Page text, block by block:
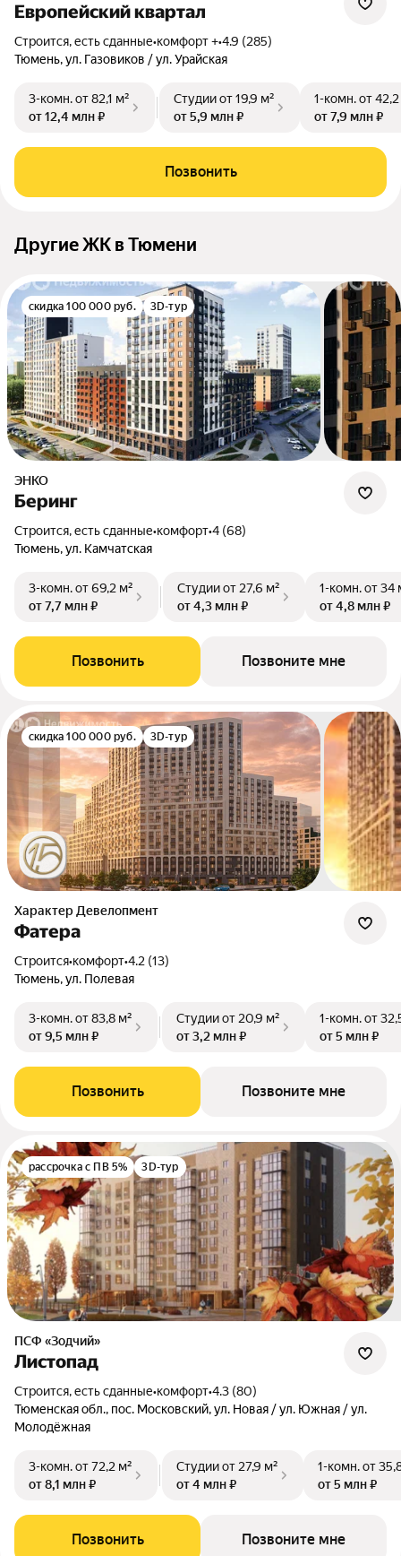
Европейский квартал
Строится, есть сданные•комфорт +•4.9 (285)
Тюмень, ул. Газовиков / ул. Урайская
3-комн.от 82,1 м²
от 12,4 млн ₽
Студииот 19,9 м²
от 5,9 млн ₽
1-комн.от
от 7,9 млн ₽
Позвонить
Другие ЖК в Тюмени
скидка 100 000 руб. 3D-тур
ЭНКО
Беринг
Строится, есть сданные•комфорт•4 (68)
Тюмень, ул. Камчатская
3-комн.от 69,2 м²
от 7,7 млн ₽
Студииот 27,6 м²
от 4,3 млн ₽
1-комн.от 34
от 4,8 млн ₽
Позвонить Позвоните мне
скидка 100 000 руб. 3D-тур
Характер Девелопмент
Фатера
Строится•комфорт•4.2 (13)
Тюмень, ул. Полевая
3-комн.от 83,8 м²
от 9,5 млн ₽
Студииот 20,9 м²
от 3,2 млн ₽
1-комн.от
от 5 млн ₽
Позвонить Позвоните мне
рассрочка с ПВ 5% 3D-тур
ПСФ «Зодчий»
Листопад
Строится, есть сданные•комфорт•4.3 (80)
Тюменская обл., пос. Московский, ул. Новая / ул. Южная / ул.
Молодёжная
3-комн.от 72,2 м²
от 8,1 млн ₽
Студииот 27,9 м²
от 4 млн ₽
1-комн.от
от 5 млн ₽
Позвонить Позвоните мне